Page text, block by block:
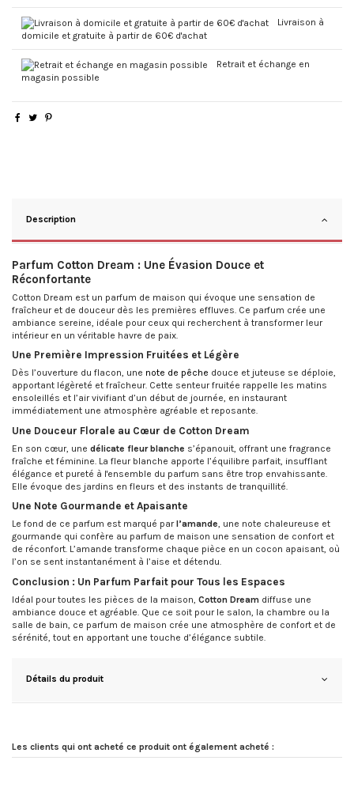
Livraison à
domicile et gratuite à partir de 60€ d'achat
Retrait et échange en
magasin possible
Description
Parfum Cotton Dream : Une Évasion Douce et
Réconfortante
Cotton Dream est un parfum de maison qui évoque une sensation de
fraîcheur et de douceur dès les premières effluves. Ce parfum crée une
ambiance sereine, idéale pour ceux qui recherchent à transformer leur
intérieur en un véritable havre de paix.
Une Première Impression Fruitées et Légère
Dès l’ouverture du flacon, une note de pêche douce et juteuse se déploie,
apportant légèreté et fraîcheur. Cette senteur fruitée rappelle les matins
ensoleillés et l’air vivifiant d’un début de journée, en instaurant
immédiatement une atmosphère agréable et reposante.
Une Douceur Florale au Cœur de Cotton Dream
En son cœur, une délicate fleur blanche s’épanouit, offrant une fragrance
fraîche et féminine. La fleur blanche apporte l’équilibre parfait, insufflant
élégance et pureté à l'ensemble du parfum sans être trop envahissante.
Elle évoque des jardins en fleurs et des instants de tranquillité.
Une Note Gourmande et Apaisante
Le fond de ce parfum est marqué parl’amande, une note chaleureuse et
gourmande qui confère au parfum de maison une sensation de confort et
de réconfort. L’amande transforme chaque pièce en un cocon apaisant, où
l’on se sent instantanément à l’aise et détendu.
Conclusion : Un Parfum Parfait pour Tous les Espaces
Idéal pour toutes les pièces de la maison, Cotton Dream diffuse une
ambiance douce et agréable. Que ce soit pour le salon, la chambre ou la
salle de bain, ce parfum de maison crée une atmosphère de confort et de
sérénité, tout en apportant une touche d’élégance subtile.
Détails du produit
Les clients qui ont acheté ce produit ont également acheté :